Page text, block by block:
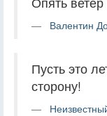
Валентин
Пусть это
сторону!